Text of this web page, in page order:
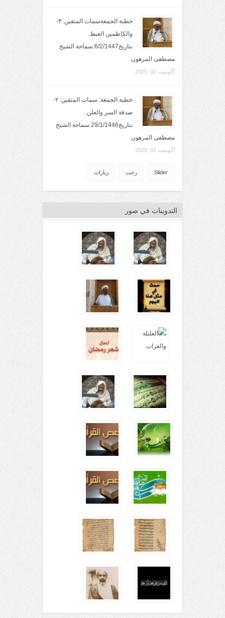
خطبة الجمعةسمات المتقين: ٣-
والكاظمين الغيظ.
بتاريخ6/2/1447.سماحة الشيخ
مصطفى المرهون
آگوست 02, 2025
خطبة الجمعة: سمات المتقين: ٢-
صدقة السر والعلن..
بتاريخ29/1/1446.سماحة الشيخ
مصطفى المرهون
آگوست 02, 2025
Slider رجب زيارات
التدوينات في صور